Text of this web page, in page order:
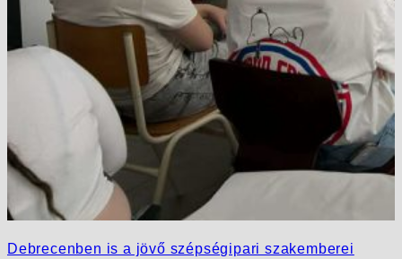
Debrecenben is a jövő szépségipari szakemberei